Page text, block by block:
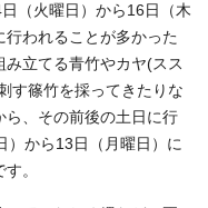
（火曜日）から16日（木
われることが多かった
立てる青竹やカヤ(スス
す篠竹を採ってきたりな
ら、その前後の土日に行
）から13日（月曜日）に
。